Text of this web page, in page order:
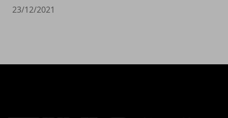
23/12/2021